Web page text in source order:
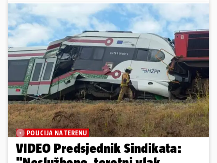
POLICIJA NA TERENU
VIDEO Predsjednik Sindikata: